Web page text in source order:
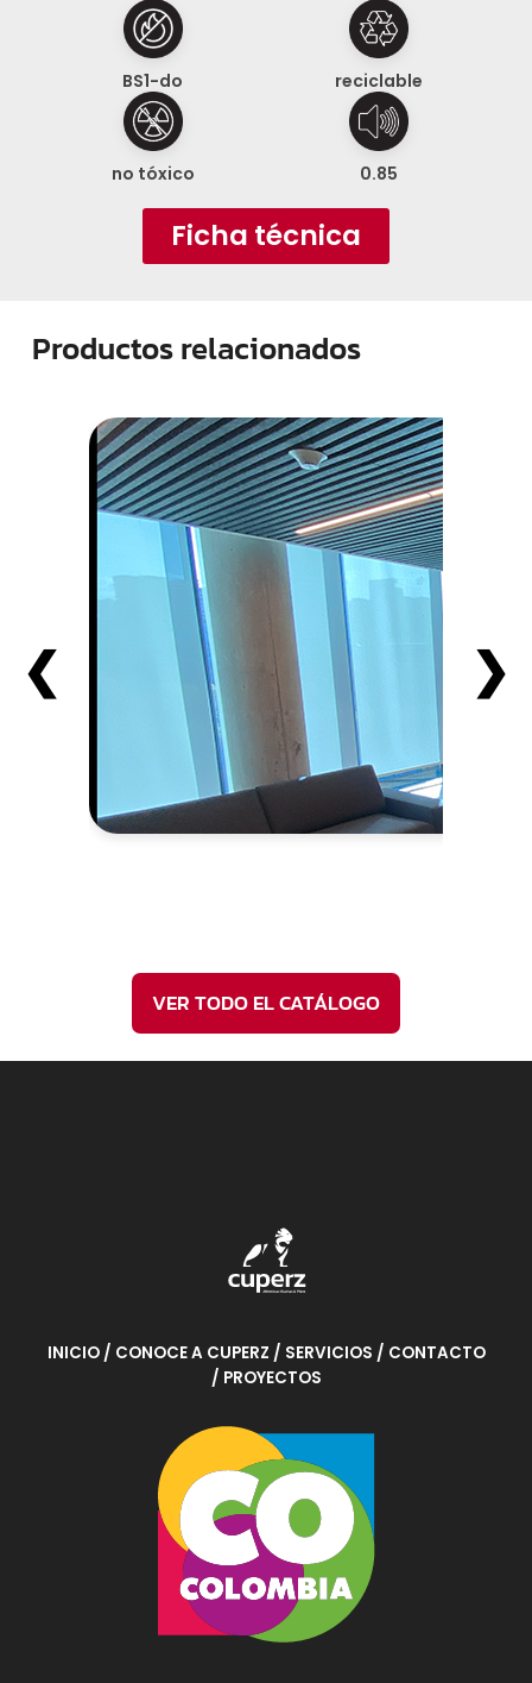
BS1-do reciclable
no tóxico 0.85
Ficha técnica
Productos relacionados
❮ ❯
VER TODO EL CATÁLOGO
INICIO / CONOCE A CUPERZ / SERVICIOS / CONTACTO
/ PROYECTOS